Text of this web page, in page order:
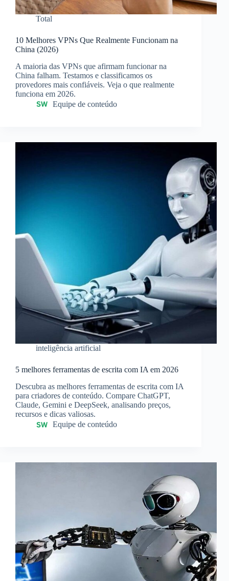
Total
10 Melhores VPNs Que Realmente Funcionam na
China (2026)
A maioria das VPNs que afirmam funcionar na
China falham. Testamos e classificamos os
provedores mais confiáveis. Veja o que realmente
funciona em 2026.
Equipe de conteúdo
inteligência artificial
5 melhores ferramentas de escrita com IA em 2026
Descubra as melhores ferramentas de escrita com IA
para criadores de conteúdo. Compare ChatGPT,
Claude, Gemini e DeepSeek, analisando preços,
recursos e dicas valiosas.
Equipe de conteúdo